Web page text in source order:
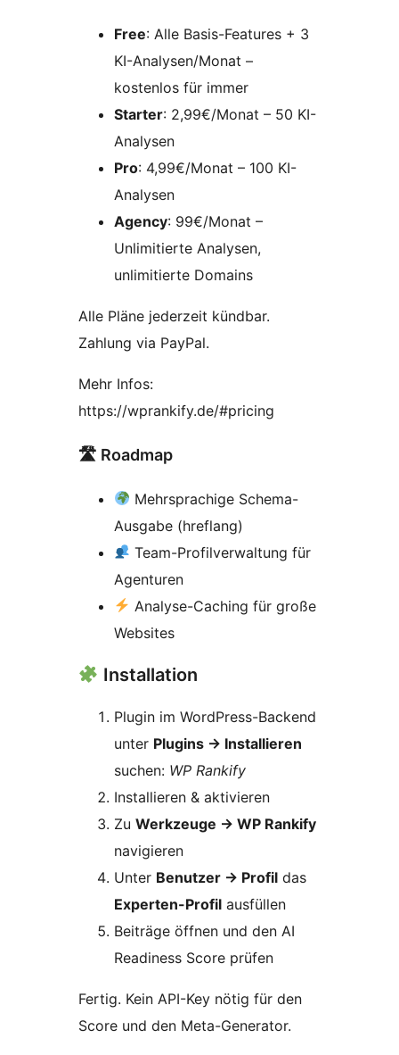
Free: Alle Basis-Features + 3
KI-Analysen/Monat –
kostenlos für immer
Starter: 2,99€/Monat – 50 KI-
Analysen
Pro: 4,99€/Monat – 100 KI-
Analysen
Agency: 99€/Monat –
Unlimitierte Analysen,
unlimitierte Domains
Alle Pläne jederzeit kündbar.
Zahlung via PayPal.
Mehr Infos:
https://wprankify.de/#pricing
🛣 Roadmap
Mehrsprachige Schema-
Ausgabe (hreflang)
Team-Profilverwaltung für
Agenturen
Analyse-Caching für große
Websites
Installation
Plugin im WordPress-Backend
unter Plugins → Installieren
suchen: WP Rankify
Installieren & aktivieren
Zu Werkzeuge → WP Rankify
navigieren
Unter Benutzer → Profil das
Experten-Profil ausfüllen
Beiträge öffnen und den AI
Readiness Score prüfen
Fertig. Kein API-Key nötig für den
Score und den Meta-Generator.